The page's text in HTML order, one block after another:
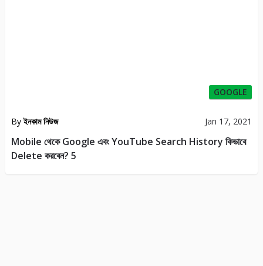
GOOGLE
Byইনকাম নিউজ Jan 17, 2021
Mobile থেকে Google এবং YouTube Search History কিভাবে
Delete করবেন? 5